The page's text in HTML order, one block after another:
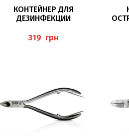
В КОРЗИНУ
КОНТЕЙНЕР ДЛЯ
ДЕЗИНФЕКЦИИ
BOX” 800 МЛ BAEHR
грн
ММ,